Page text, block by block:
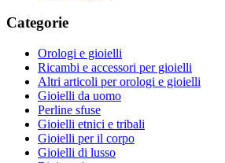
Categorie
Orologi e gioielli
Ricambi e accessori per gioielli
Altri articoli per orologi e gioielli
Gioielli da uomo
Perline sfuse
Gioielli etnici e tribali
Gioielli per il corpo
Gioielli di lusso